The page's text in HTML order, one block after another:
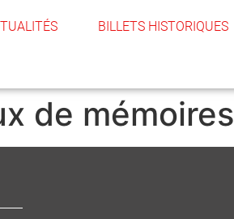
BILLETS HISTORIQUES
de mémoires